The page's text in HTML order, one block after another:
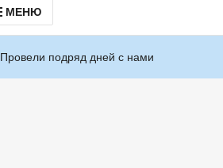
МЕНЮ
Провели подряд дней с нами